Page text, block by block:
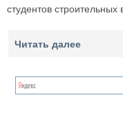
студентов строительных
Читать далее